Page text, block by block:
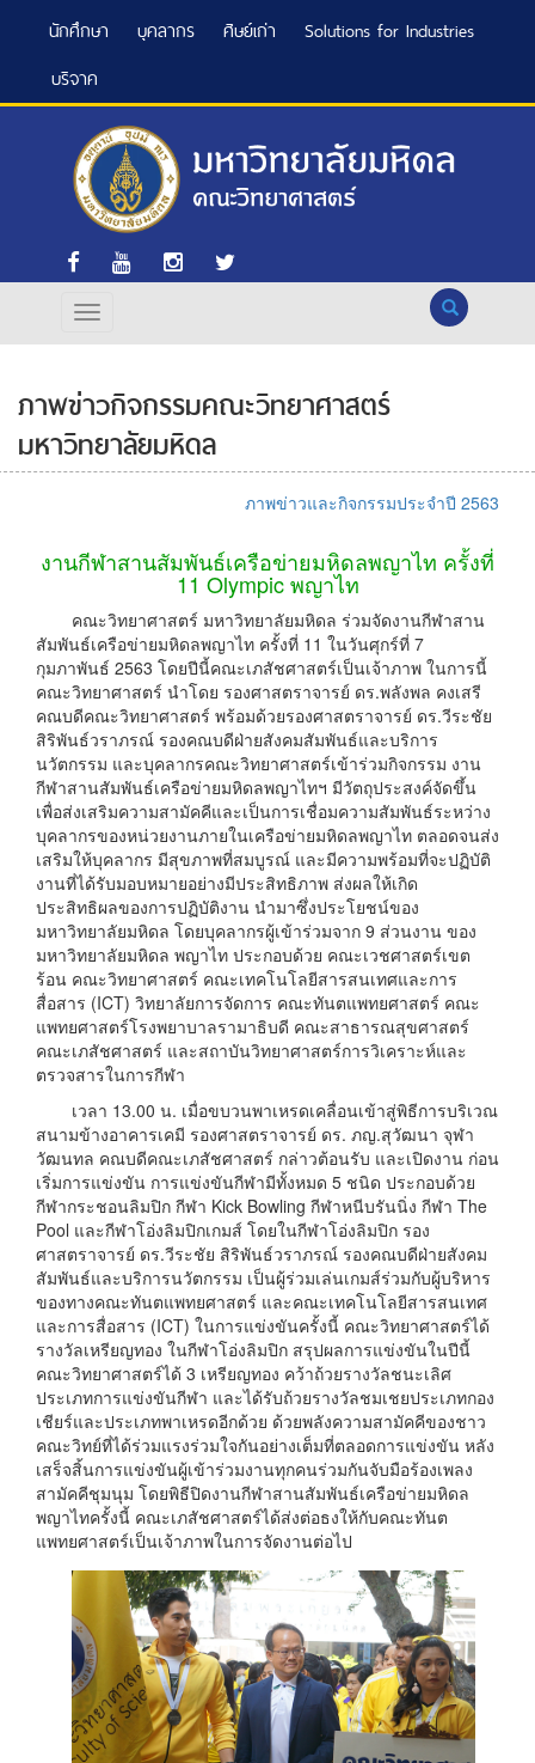
นักศึกษา บุคลากร ศิษย์เก่า
Solutions for Industries
บริจาค
Search
ภาพข่าวกิจกรรมคณะวิทยาศาสตร์
มหาวิทยาลัยมหิดล
ภาพข่าวและกิจกรรมประจำปี 2563
งานกีฬาสานสัมพันธ์เครือข่ายมหิดลพญาไท ครั้งที่
11 Olympic พญาไท
คณะวิทยาศาสตร์ มหาวิทยาลัยมหิดล ร่วมจัดงานกีฬาสาน
สัมพันธ์เครือข่ายมหิดลพญาไท ครั้งที่ 11 ในวันศุกร์ที่ 7
กุมภาพันธ์ 2563 โดยปีนี้คณะเภสัชศาสตร์เป็นเจ้าภาพ ในการนี้
คณะวิทยาศาสตร์ นำโดย รองศาสตราจารย์ ดร.พลังพล คงเสรี
คณบดีคณะวิทยาศาสตร์ พร้อมด้วยรองศาสตราจารย์ ดร.วีระชัย
สิริพันธ์วราภรณ์ รองคณบดีฝ่ายสังคมสัมพันธ์และบริการ
นวัตกรรม และบุคลากรคณะวิทยาศาสตร์เข้าร่วมกิจกรรม งาน
กีฬาสานสัมพันธ์เครือข่ายมหิดลพญาไทฯ มีวัตถุประสงค์จัดขึ้น
เพื่อส่งเสริมความสามัคคีและเป็นการเชื่อมความสัมพันธ์ระหว่าง
บุคลากรของหน่วยงานภายในเครือข่ายมหิดลพญาไท ตลอดจนส่ง
เสริมให้บุคลากร มีสุขภาพที่สมบูรณ์ และมีความพร้อมที่จะปฏิบัติ
งานที่ได้รับมอบหมายอย่างมีประสิทธิภาพ ส่งผลให้เกิด
ประสิทธิผลของการปฏิบัติงาน นำมาซึ่งประโยชน์ของ
มหาวิทยาลัยมหิดล โดยบุคลากรผู้เข้าร่วมจาก 9 ส่วนงาน ของ
มหาวิทยาลัยมหิดล พญาไท ประกอบด้วย คณะเวชศาสตร์เขต
ร้อน คณะวิทยาศาสตร์ คณะเทคโนโลยีสารสนเทศและการ
สื่อสาร (ICT) วิทยาลัยการจัดการ คณะทันตแพทยศาสตร์ คณะ
แพทยศาสตร์โรงพยาบาลรามาธิบดี คณะสาธารณสุขศาสตร์
คณะเภสัชศาสตร์ และสถาบันวิทยาศาสตร์การวิเคราะห์และ
ตรวจสารในการกีฬา
เวลา 13.00 น. เมื่อขบวนพาเหรดเคลื่อนเข้าสู่พิธีการบริเวณ
สนามข้างอาคารเคมี รองศาสตราจารย์ ดร. ภญ.สุวัฒนา จุฬา
วัฒนทล คณบดีคณะเภสัชศาสตร์ กล่าวต้อนรับ และเปิดงาน ก่อน
เริ่มการแข่งขัน การแข่งขันกีฬามีทั้งหมด 5 ชนิด ประกอบด้วย
กีฬากระชอนลิมปิก กีฬา Kick Bowling กีฬาหนีบรันนิ่ง กีฬา The
Pool และกีฬาโอ่งลิมปิกเกมส์ โดยในกีฬาโอ่งลิมปิก รอง
ศาสตราจารย์ ดร.วีระชัย สิริพันธ์วราภรณ์ รองคณบดีฝ่ายสังคม
สัมพันธ์และบริการนวัตกรรม เป็นผู้ร่วมเล่นเกมส์ร่วมกับผู้บริหาร
ของทางคณะทันตแพทยศาสตร์ และคณะเทคโนโลยีสารสนเทศ
และการสื่อสาร (ICT) ในการแข่งขันครั้งนี้ คณะวิทยาศาสตร์ได้
รางวัลเหรียญทอง ในกีฬาโอ่งลิมปิก สรุปผลการแข่งขันในปีนี้
คณะวิทยาศาสตร์ได้ 3 เหรียญทอง คว้าถ้วยรางวัลชนะเลิศ
ประเภทการแข่งขันกีฬา และได้รับถ้วยรางวัลชมเชยประเภทกอง
เชียร์และประเภทพาเหรดอีกด้วย ด้วยพลังความสามัคคีของชาว
คณะวิทย์ที่ได้ร่วมแรงร่วมใจกันอย่างเต็มที่ตลอดการแข่งขัน หลัง
เสร็จสิ้นการแข่งขันผู้เข้าร่วมงานทุกคนร่วมกันจับมือร้องเพลง
สามัคคีชุมนุม โดยพิธีปิดงานกีฬาสานสัมพันธ์เครือข่ายมหิดล
พญาไทครั้งนี้ คณะเภสัชศาสตร์ได้ส่งต่อธงให้กับคณะทันต
แพทยศาสตร์เป็นเจ้าภาพในการจัดงานต่อไป